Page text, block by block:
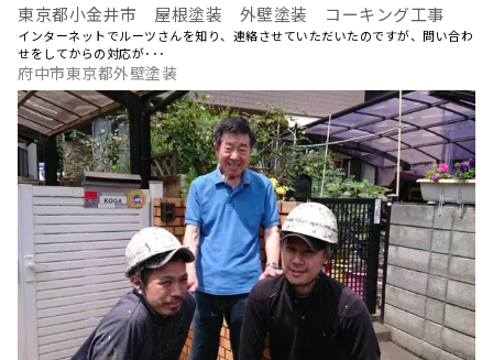
東京都小金井市 屋根塗装 外壁塗装 コーキング工事
インターネットでルーツさんを知り、連絡させていただいたのですが、問い合わ
せをしてからの対応が･･･
府中市東京都外壁塗装